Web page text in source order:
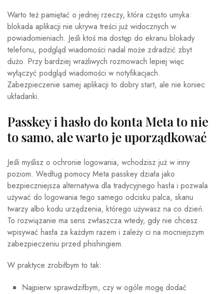
Warto też pamiętać o jednej rzeczy, która często umyka:
blokada aplikacji nie ukrywa treści już widocznych w
powiadomieniach. Jeśli ktoś ma dostęp do ekranu blokady
telefonu, podgląd wiadomości nadal może zdradzić zbyt
dużo. Przy bardziej wrażliwych rozmowach lepiej więc
wyłączyć podgląd wiadomości w notyfikacjach.
Zabezpieczenie samej aplikacji to dobry start, ale nie koniec
układanki.
Passkey i hasło do konta Meta to nie
to samo, ale warto je uporządkować
Jeśli myślisz o ochronie logowania, wchodzisz już w inny
poziom. Według pomocy Meta passkey działa jako
bezpieczniejsza alternatywa dla tradycyjnego hasła i pozwala
używać do logowania tego samego odcisku palca, skanu
twarzy albo kodu urządzenia, którego używasz na co dzień.
To rozwiązanie ma sens zwłaszcza wtedy, gdy nie chcesz
wpisywać hasła za każdym razem i zależy ci na mocniejszym
zabezpieczeniu przed phishingiem.
W praktyce zrobiłbym to tak:
Najpierw sprawdziłbym, czy w ogóle mogę dodać